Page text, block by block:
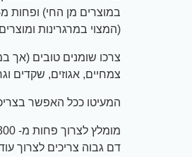
(המצוי במרגרינות
צמחיים, אגוזים, שקדים
המעיטו ככל האפשר
דם גבוה צריכים לצרוך